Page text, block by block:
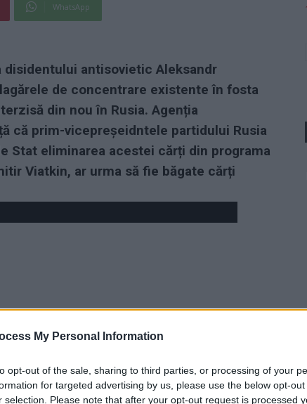
My Personal Information
opt-out of the sale, sharing to third parties, or processing of your
for targeted advertising by us, please use the below opt-
selection. Please note that after your opt-out request is processed
WhatsApp
disidentului antisovietic Aleksandr
de concentrare existente în fosta
din nou în Rusia. Agenția
că prim-vicepreșeidntele partidului Rusia
Stat eliminarea acestei cărți din programa
Viatkin, ar urma să fie băgate cărți